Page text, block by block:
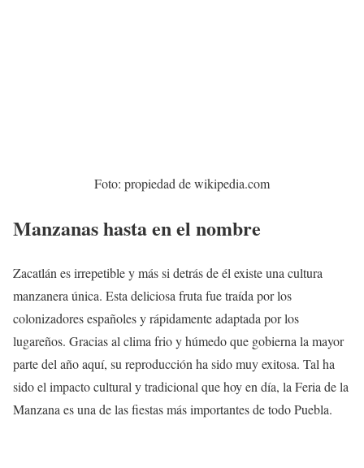
Foto: propiedad de wikipedia.com
Manzanas hasta en el nombre
Zacatlán es irrepetible y más si detrás de él existe una cultura
manzanera única. Esta deliciosa fruta fue traída por los
colonizadores españoles y rápidamente adaptada por los
lugareños. Gracias al clima frio y húmedo que gobierna la mayor
parte del año aquí, su reproducción ha sido muy exitosa. Tal ha
sido el impacto cultural y tradicional que hoy en día, la Feria de la
Manzana es una de las fiestas más importantes de todo Puebla.